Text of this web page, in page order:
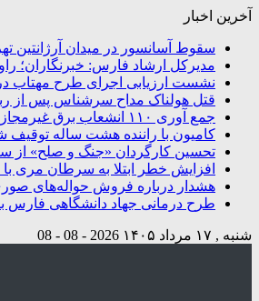
آخرین اخبار
سقوط آسانسور در میدان آرژانتین تهران/ ۹ نفر
مدیرکل ارشاد فارس: خبرنگاران؛
نشست ارزیابی اجرای طرح مهتاب
قتل هولناک مداح سرشناس پس از
جمع آوری ۱۱۰ انشعاب برق غیرمجاز و احصای ۲۳۰ هزار و ۴۱۵ کیلووات ساعت انرژی در شیراز
کامیون با راننده هشت ساله توقیف
تحسین کارگردان «جنگ و صلح» از
افزایش خطر ابتلا به سرطان مری
هشدار درباره فروش حواله‌های
طرح درمانی جهاد دانشگاهی فارس
شنبه , ۱۷ مرداد ۱۴۰۵ 2026 - 08 - 08